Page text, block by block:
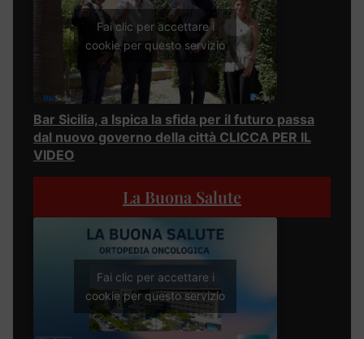
Fai clic per accettare i
cookie per questo servizio
Bar Sicilia, a Ispica la sfida per il futuro passa
dal nuovo governo della città CLICCA PER IL
VIDEO
La Buona Salute
Fai clic per accettare i
cookie per questo servizio